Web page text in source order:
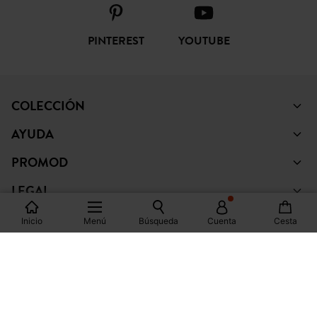
Inicio Menú Búsqueda Cuenta Cesta
PINTEREST YOUTUBE
COLECCIÓN
AYUDA
PROMOD
LEGAL